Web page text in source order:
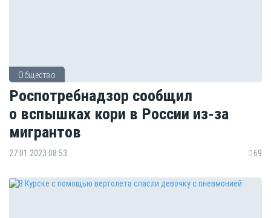
Общество
Роспотребнадзор сообщил
о вспышках кори в России из-за
мигрантов
27.01.2023 08:53 69